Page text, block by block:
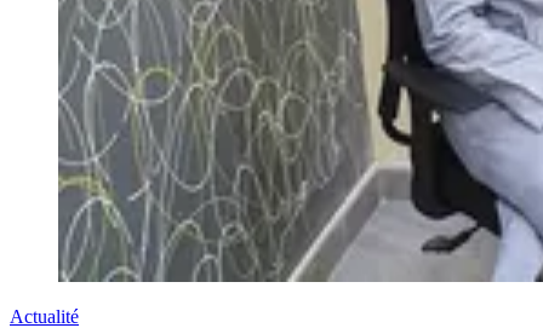
Actualité